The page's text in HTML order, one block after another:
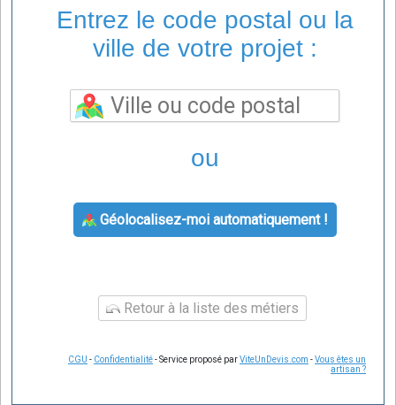
Entrez le code postal ou la
ville de votre projet :
ou
Géolocalisez-moi automatiquement !
Retour à la liste des métiers
CGU - Confidentialité- Service proposé parViteUnDevis.com -Vous êtes un
artisan ?